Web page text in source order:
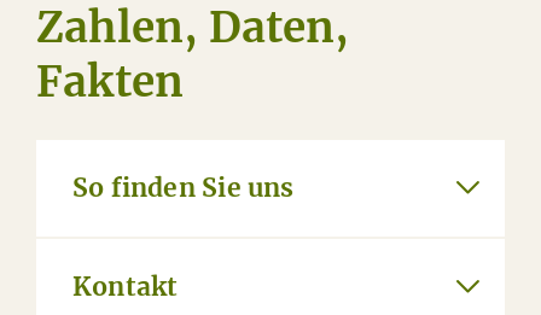
Zahlen, Daten,
Fakten
So finden Sie uns
Kontakt